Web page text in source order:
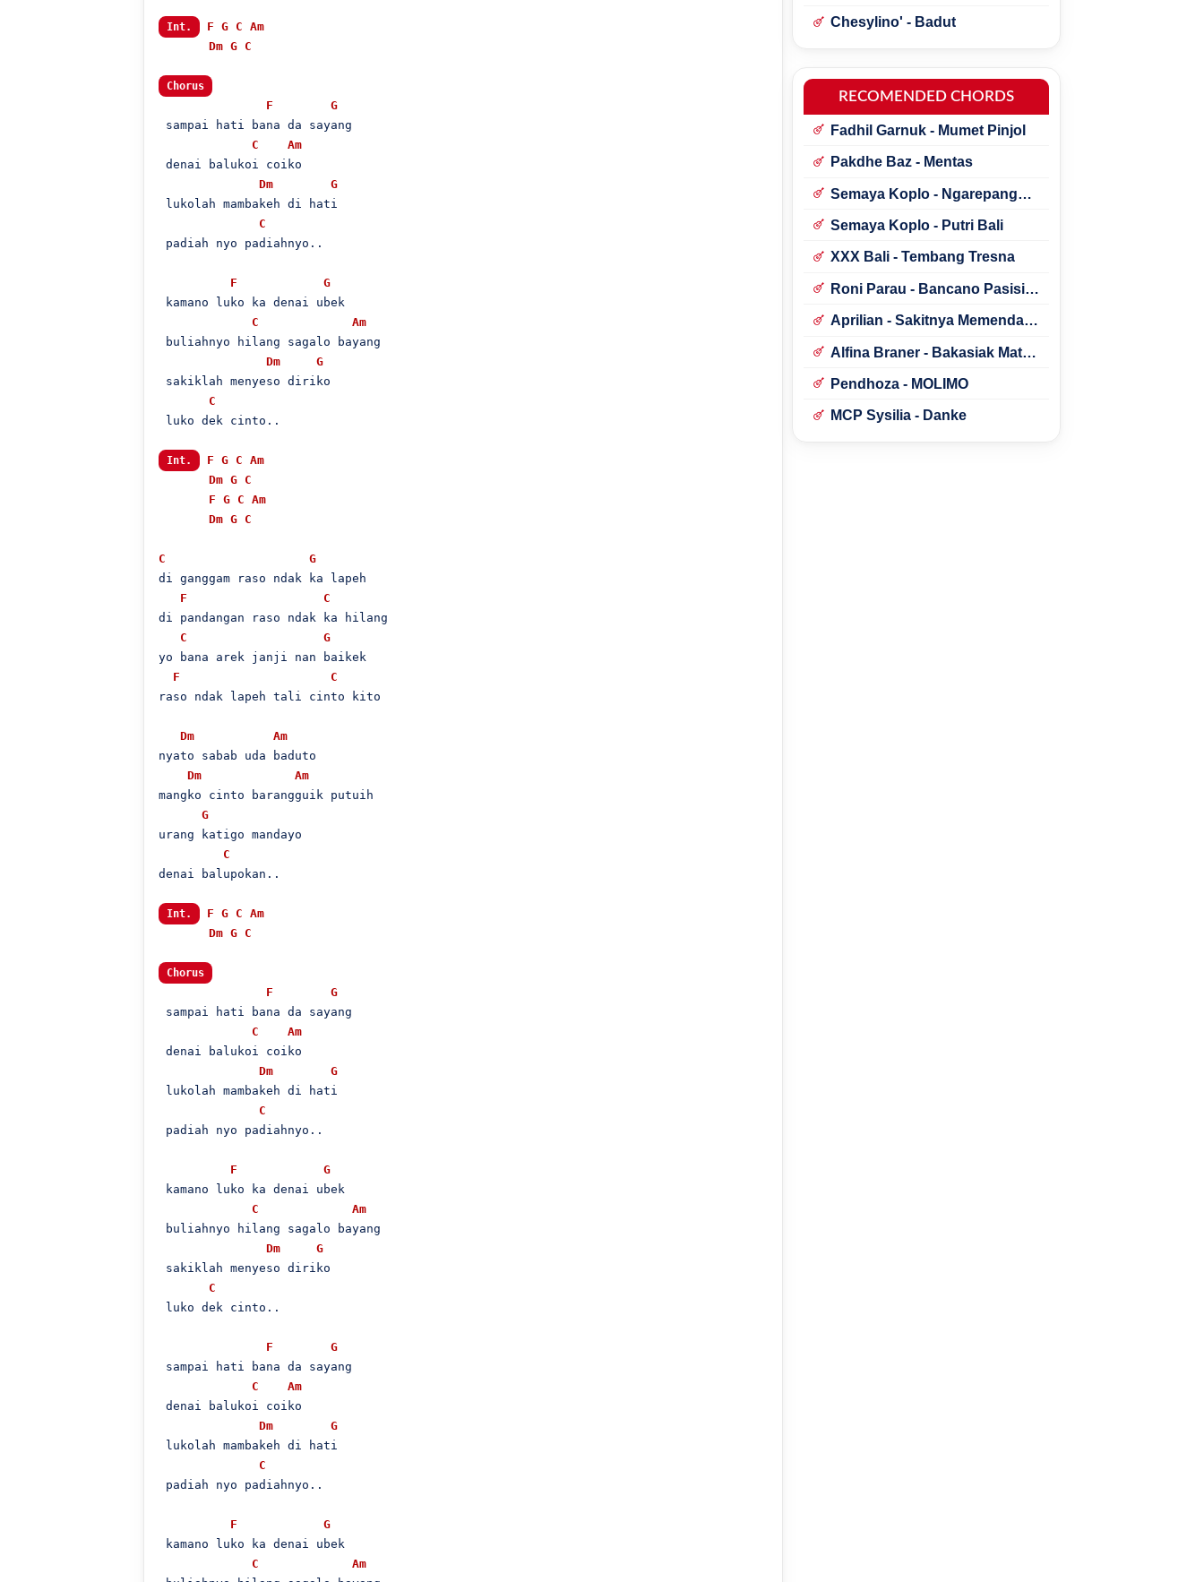
Int. F G C Am
Dm G C
Chorus
F
G
sampai hati bana da sayang
C
Am
denai balukoi coiko
Dm
G
lukolah mambakeh di hati
C
padiah nyo padiahnyo..
F
G
kamano luko ka denai ubek
C
Am
buliahnyo hilang sagalo bayang
Dm
G
sakiklah menyeso diriko
C
luko dek cinto..
Int. F G C Am
Dm G C
F G C Am
Dm G C
C
G
di ganggam raso ndak ka lapeh
F
C
di pandangan raso ndak ka hilang
C
G
yo bana arek janji nan baikek
F
C
raso ndak lapeh tali cinto kito
Dm
Am
nyato sabab uda baduto
Dm
Am
mangko cinto barangguik putuih
G
urang katigo mandayo
C
denai balupokan..
Int. F G C Am
Dm G C
Chorus
F
G
sampai hati bana da sayang
C
Am
denai balukoi coiko
Dm
G
lukolah mambakeh di hati
C
padiah nyo padiahnyo..
F
G
kamano luko ka denai ubek
C
Am
buliahnyo hilang sagalo bayang
Dm
G
sakiklah menyeso diriko
C
luko dek cinto..
F
G
sampai hati bana da sayang
C
Am
denai balukoi coiko
Dm
G
lukolah mambakeh di hati
C
padiah nyo padiahnyo..
F
G
kamano luko ka denai ubek
C
Am
Chesylino' - Badut
RECOMENDED CHORDS
Fadhil Garnuk - Mumet Pinjol
Pakdhe Baz - Mentas
Semaya Koplo - Ngarepang
Semaya Koplo - Putri Bali
XXX Bali - Tembang Tresna
Roni Parau - Bancano Pasisia
Aprilian - Sakitnya Memendam
Alfina Braner - Bakasiak Mato
Pendhoza - MOLIMO
MCP Sysilia - Danke